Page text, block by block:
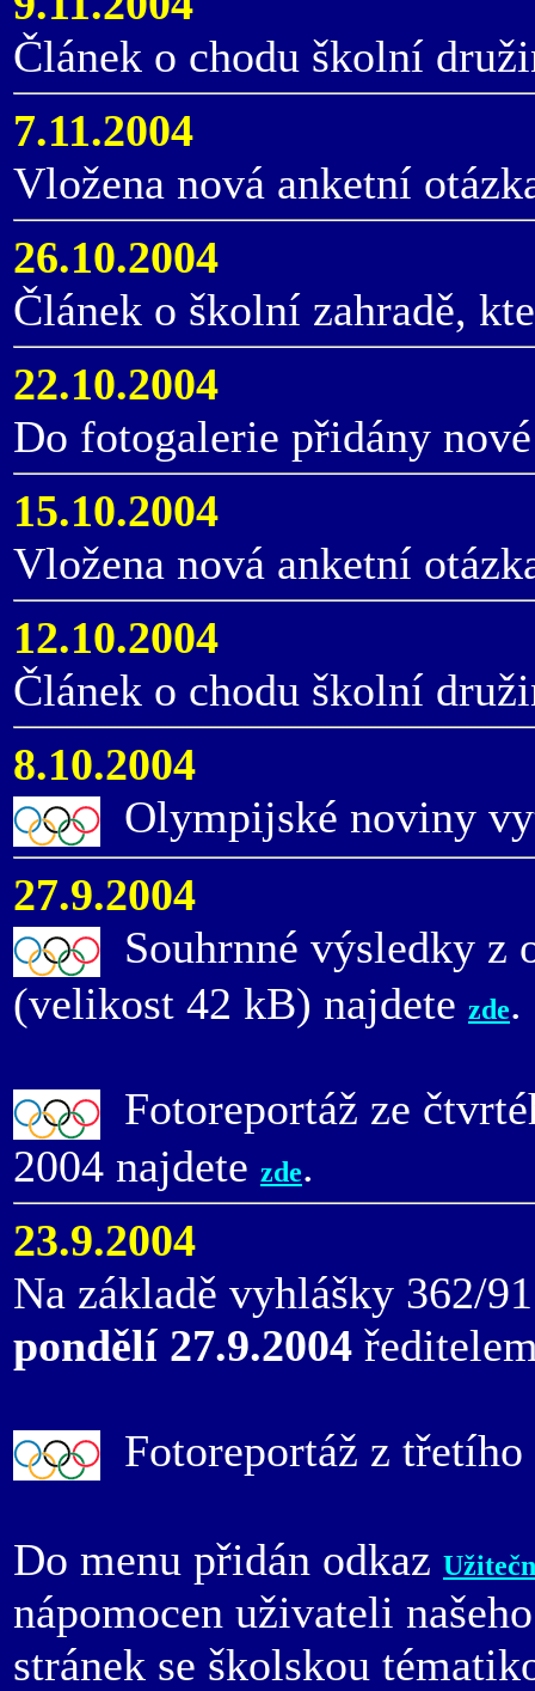
Článek o chodu školní
7.11.2004
Vložena nová anketní
26.10.2004
Článek o školní zahradě,
22.10.2004
Do fotogalerie přidány
15.10.2004
Vložena nová anketní
12.10.2004
Článek o chodu školní
8.10.2004
Olympijské noviny
27.9.2004
Souhrnné výsledky z
(velikost 42 kB) najdete zde.
Fotoreportáž ze
2004 najdete zde.
23.9.2004
Na základě vyhlášky 362/
pondělí 27.9.2004
Fotoreportáž z
Do menu přidán odkaz
nápomocen uživateli
stránek se školskou